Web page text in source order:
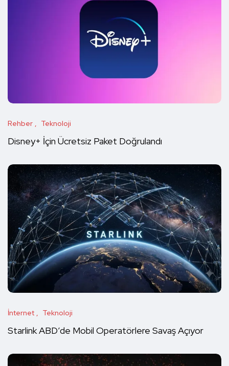
Rehber Teknoloji
Disney+ İçin Ücretsiz Paket Doğrulandı
İnternet Teknoloji
Starlink ABD’de Mobil Operatörlere Savaş Açıyor